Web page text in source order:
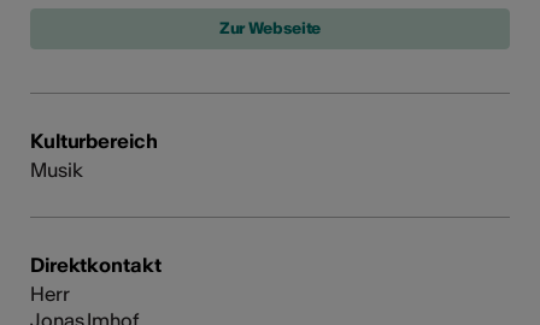
Kulturbereich
Musik
Direktkontakt
Herr
Jonas Imhof